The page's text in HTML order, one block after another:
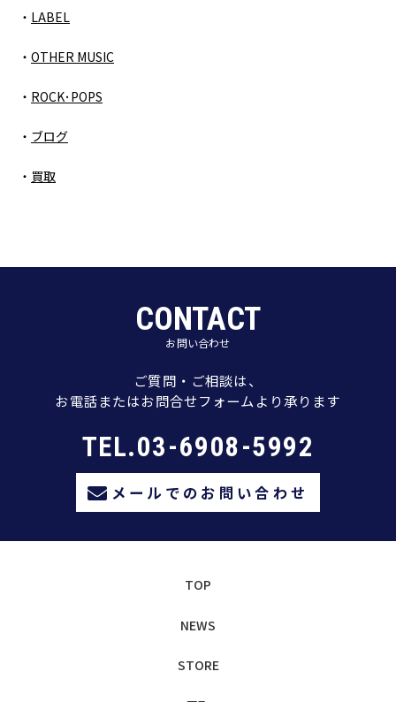
LABEL
OTHER MUSIC
ROCK･POPS
ブログ
買取
CONTACT
お問い合わせ
ご質問・ご相談は、
お電話またはお問合せフォームより承ります
TEL.03-6908-5992
メールでのお問い合わせ
TOP
NEWS
STORE